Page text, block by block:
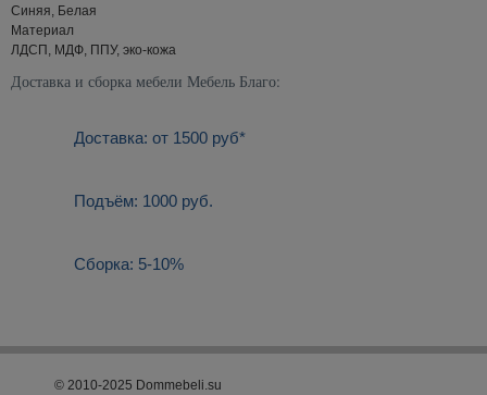
Синяя, Белая
Материал
ЛДСП, МДФ, ППУ, эко-кожа
Доставка и сборка мебели Мебель Благо:
Доставка: от 1500 руб*
Подъём: 1000 руб.
Сборка: 5-10%
© 2010-2025 Dommebeli.su